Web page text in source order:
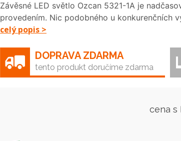
Závěsné LED světlo Ozcan 5321-1A je
provedením. Nic podobného u konkurenčních
celý popis >
DOPRAVA ZDARMA
tento produkt doručíme zdarma
cena s